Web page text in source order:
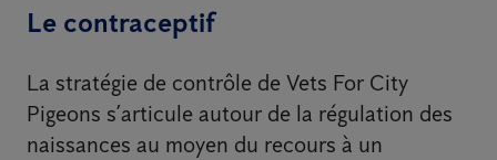
Le contraceptif
La stratégie de contrôle de Vets For City
Pigeons s’articule autour de la régulation des
naissances au moyen du recours à un